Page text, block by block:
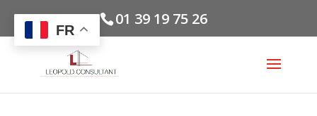
01 39 19 75 26
FR